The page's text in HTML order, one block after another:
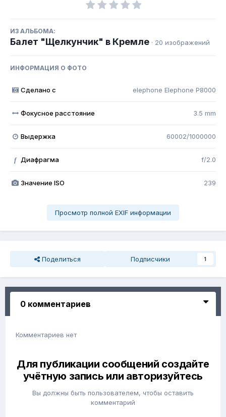
ИЗ АЛЬБОМА:
Балет "Щелкунчик" в Кремле · 20 изображений
ИНФОРМАЦИЯ О ФОТО
Сделано с elephone Elephone P8000
Фокусное расстояние 3.5 mm
Выдержка 60002/1000000
f Диафрагма f/2.0
Значение ISO 239
Просмотр полной EXIF информации
Поделиться Подписчики 1
0 комментариев
Комментариев нет
Для публикации сообщений создайте
учётную запись или авторизуйтесь
Вы должны быть пользователем, чтобы оставить
комментарий